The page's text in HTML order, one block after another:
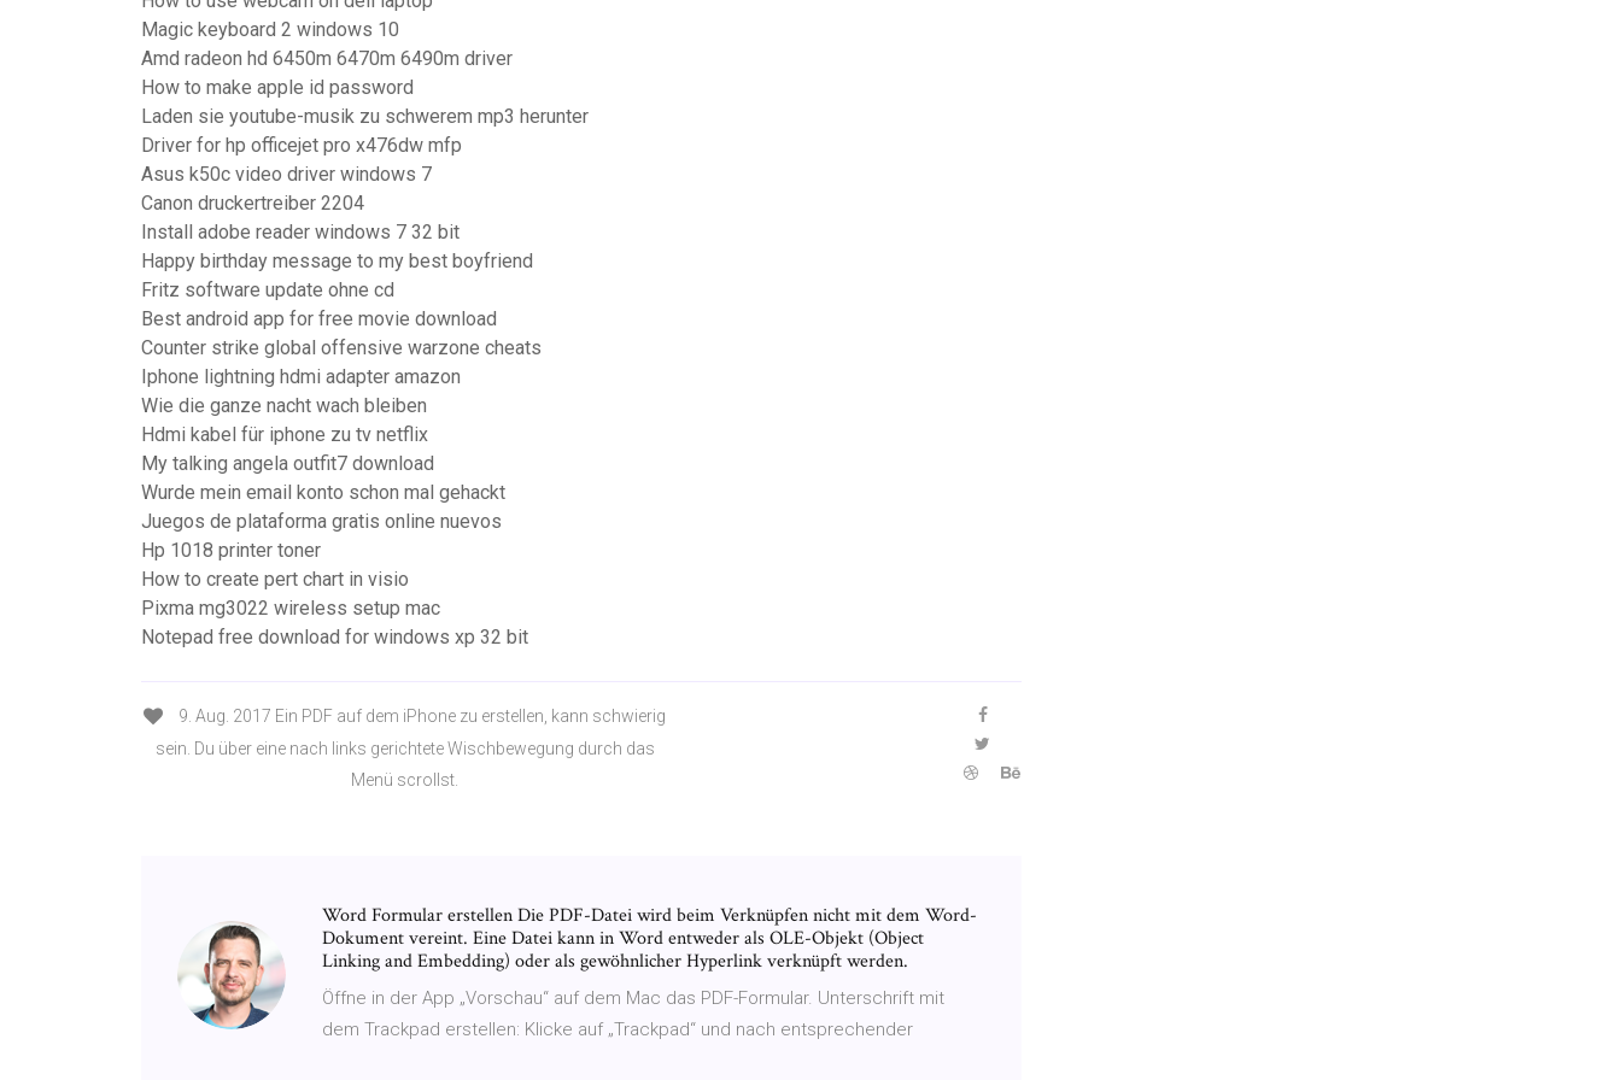
Magic keyboard 2 windows 10
Amd radeon hd 6450m 6470m 6490m driver
How to make apple id password
Laden sie youtube-musik zu schwerem mp3 herunter
Driver for hp officejet pro x476dw mfp
Asus k50c video driver windows 7
Canon druckertreiber 2204
Install adobe reader windows 7 32 bit
Happy birthday message to my best boyfriend
Fritz software update ohne cd
Best android app for free movie download
Counter strike global offensive warzone cheats
Iphone lightning hdmi adapter amazon
Wie die ganze nacht wach bleiben
Hdmi kabel für iphone zu tv netflix
My talking angela outfit7 download
Wurde mein email konto schon mal gehackt
Juegos de plataforma gratis online nuevos
Hp 1018 printer toner
How to create pert chart in visio
Pixma mg3022 wireless setup mac
Notepad free download for windows xp 32 bit
9. Aug. 2017 Ein PDF auf dem iPhone zu erstellen, kann schwierig
sein. Du über eine nach links gerichtete Wischbewegung durch das
Menü scrollst.
Word Formular erstellen Die PDF-Datei wird beim Verknüpfen nicht mit dem Word-
Dokument vereint. Eine Datei kann in Word entweder als OLE-Objekt (Object
Linking and Embedding) oder als gewöhnlicher Hyperlink verknüpft werden.
Öffne in der App „Vorschau“ auf dem Mac das PDF-Formular. Unterschrift mit
dem Trackpad erstellen: Klicke auf „Trackpad“ und nach entsprechender